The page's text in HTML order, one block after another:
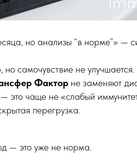
но анализы “в норме”» —
но самочувствие не улучшается.
Фактор не заменяют
это чаще не «слабый
перегрузка.
— это уже не норма.